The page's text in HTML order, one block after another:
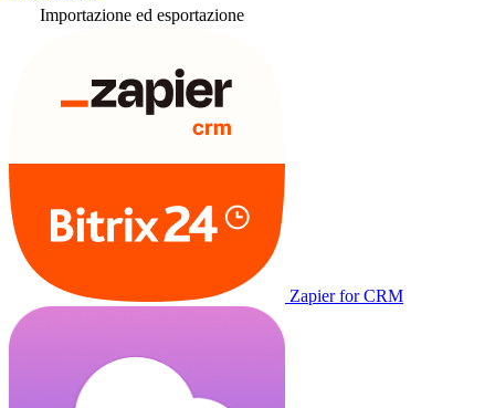
Importazione ed esportazione
Zapier for CRM